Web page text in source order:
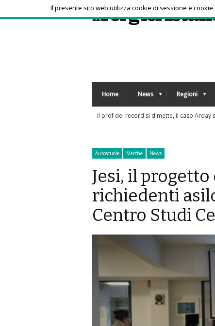
Home News Regioni
Autoscuole Marche News
Jesi, il
richiedenti
Centro Studi
Il presente sito web utilizza cookie di sessione e